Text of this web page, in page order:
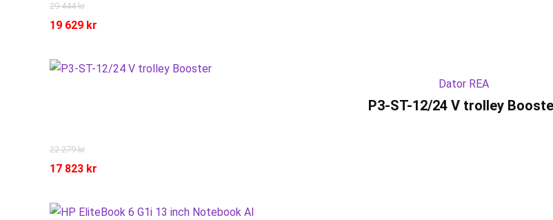
29 444kr
19 629 kr
Dator REA
P3-ST-12/24 V trolley
22 279kr
17 823 kr